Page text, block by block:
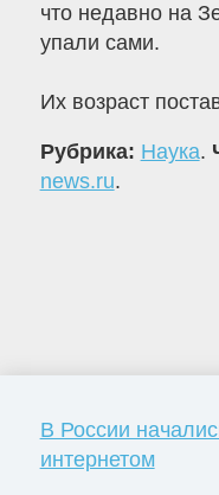
что недавно на
упали сами.
Их возраст
Рубрика: Наука.
news.ru.
В России
интернетом